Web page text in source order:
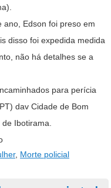
ano, Edson foi preso em
disso foi expedida medida
não há detalhes se a
para perícia
dav Cidade de Bom
Ibotirama.
, Morte policial